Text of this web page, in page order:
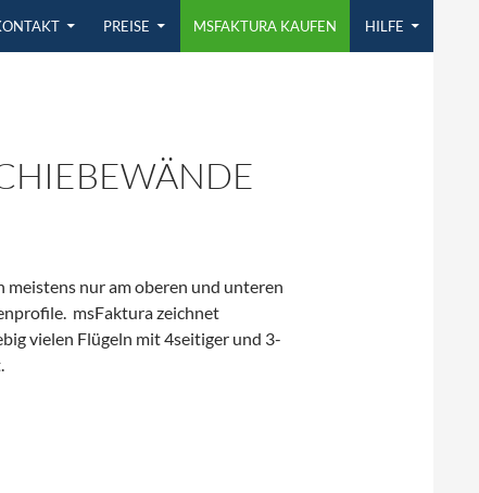
PREISE MSFAKTURA KAUFEN HILFE
meistens nur am oberen und unteren
msFaktura zeichnet
vielen Flügeln mit 4seitiger und 3-